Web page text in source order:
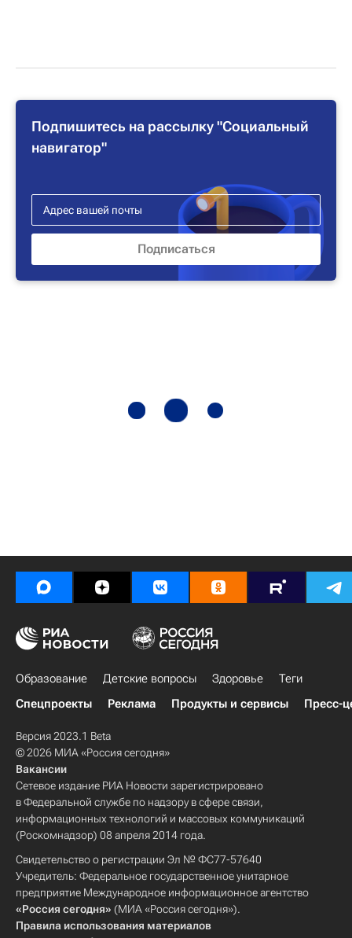
Подпишитесь на рассылку "Социальный
навигатор"
Образование Детские вопросы Здоровье
Теги
Спецпроекты
Реклама Продукты и сервисы Пресс-
Версия 2023.1 Beta
© 2026 МИА «Россия сегодня»
Вакансии
Сетевое издание РИА Новости зарегистрировано
в Федеральной службе по надзору в сфере связи,
информационных технологий и массовых коммуникаций
(Роскомнадзор) 08 апреля 2014 года.
Свидетельство о регистрации Эл № ФС77-57640
Учредитель: Федеральное государственное унитарное
предприятие Международное информационное агентство
«Россия сегодня» (МИА «Россия сегодня»).
Правила использования материалов